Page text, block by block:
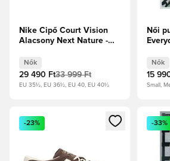
Nike Cipő Court Vision
Alacsony Next Nature -
Nők
29 490 Ft33 999 Ft
EU 35½, EU 36½, EU 40, EU 40½
Női
Nők
15
Small,
Megnyit egy modált a
-23% -33%